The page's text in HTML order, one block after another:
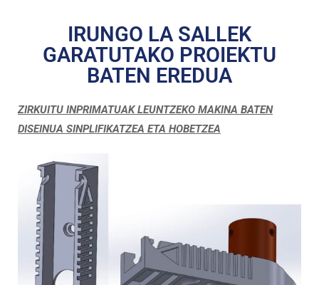
IRUNGO LA SALLEK
GARATUTAKO PROIEKTU
BATEN EREDUA
ZIRKUITU INPRIMATUAK LEUNTZEKO MAKINA BATEN
DISEINUA SINPLIFIKATZEA ETA HOBETZEA